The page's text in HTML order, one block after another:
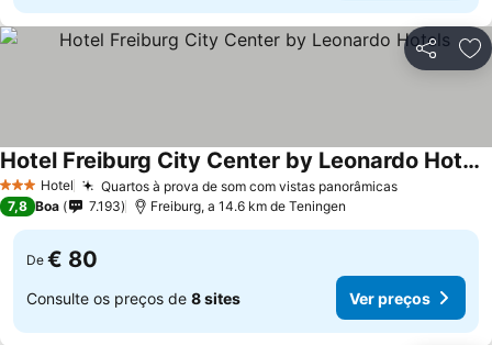
Partilhar
3 EstrelasHotel Quartos à prova de som com vistas panorâmicasVer preços
Hotel Freiburg City Center by Leonardo Hotels
Ver preços
7,8 Boa 7.193 Freiburg, a 14.6 km de Teningen
De € 80
Consulte os preços de 8 sites Ver preços